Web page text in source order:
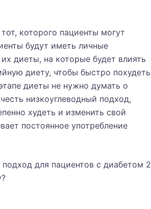
которого пациенты могут
будут иметь личные
диеты, на которые будет влиять
диету, чтобы быстро похудеть
диеты не нужно думать о
низкоуглеводный подход,
худеть и изменить свой
постоянное употребление
для пациентов с диабетом 2